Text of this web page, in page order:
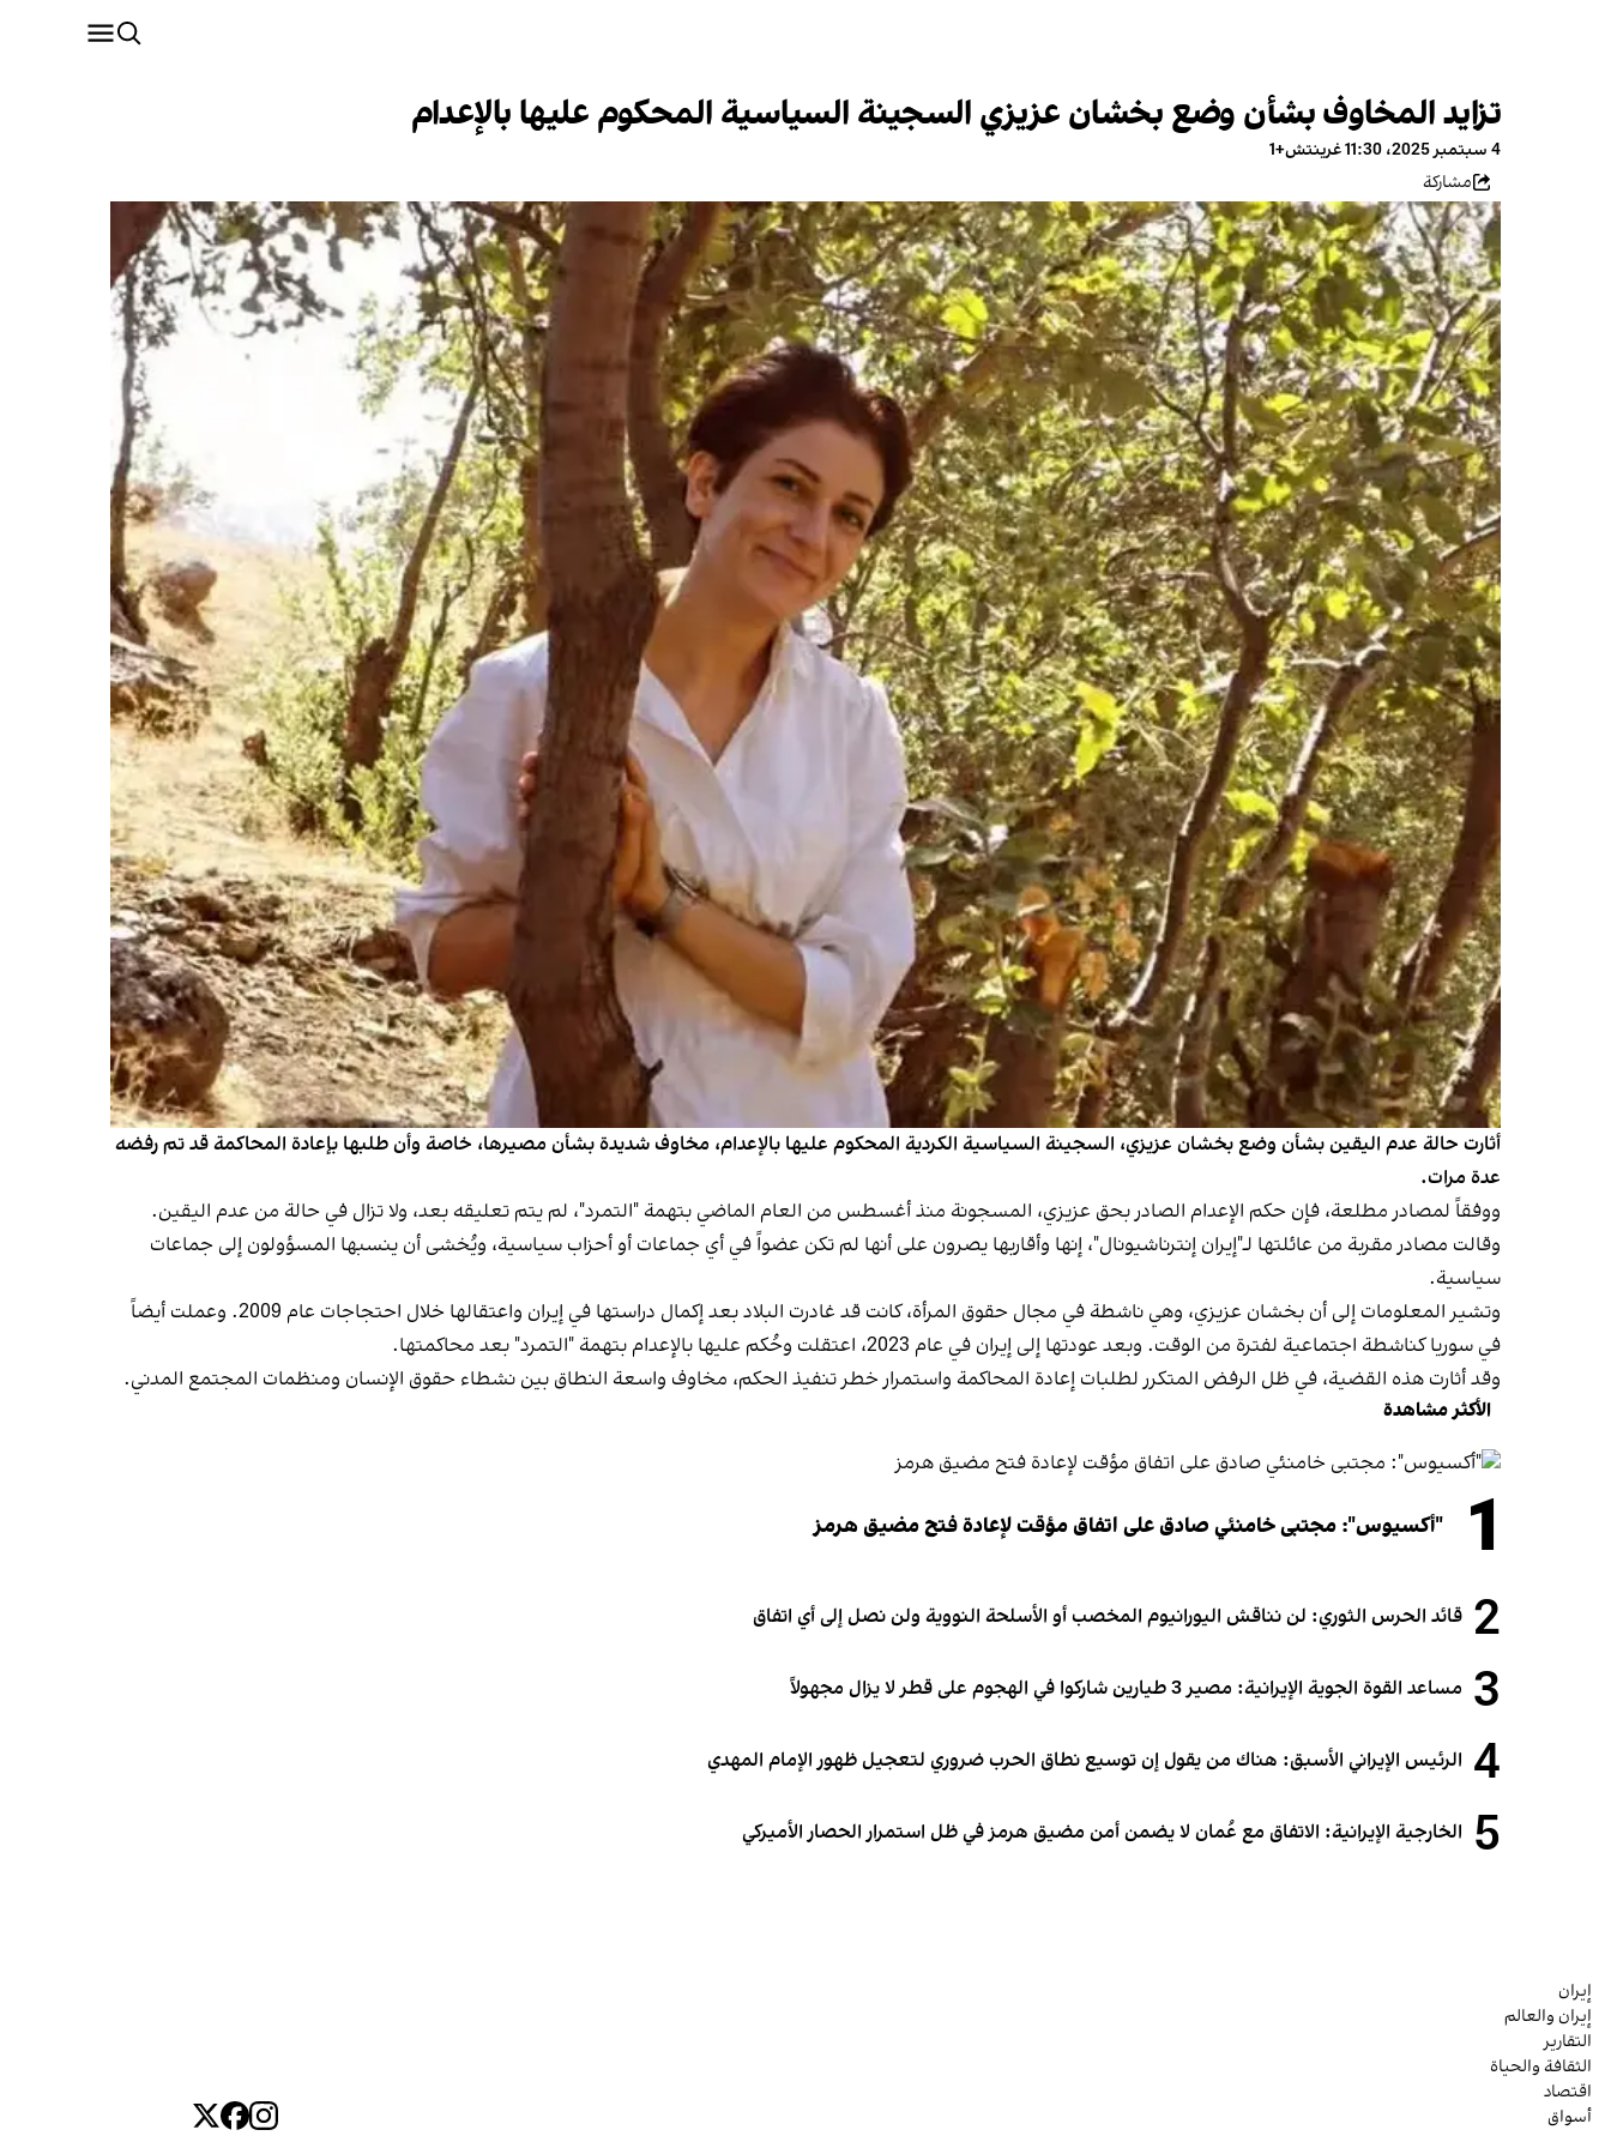
تزايد المخاوف بشأن وضع بخشان عزيزي السجينة السياسية المحكوم عليها بالإعدام
4 سبتمبر 2025، 11:30 غرينتش+1
مشاركة
أثارت حالة عدم اليقين بشأن وضع بخشان عزيزي، السجينة السياسية الكردية المحكوم عليها بالإعدام، مخاوف شديدة بشأن مصيرها، خاصة وأن طلبها بإعادة المحاكمة قد تم رفضه
عدة مرات.
ووفقاً لمصادر مطلعة، فإن حكم الإعدام الصادر بحق عزيزي، المسجونة منذ أغسطس من العام الماضي بتهمة "التمرد"، لم يتم تعليقه بعد، ولا تزال في حالة من عدم اليقين.
وقالت مصادر مقربة من عائلتها لـ"إيران إنترناشيونال"، إنها وأقاربها يصرون على أنها لم تكن عضواً في أي جماعات أو أحزاب سياسية، ويُخشى أن ينسبها المسؤولون إلى جماعات
سياسية.
وتشير المعلومات إلى أن بخشان عزيزي، وهي ناشطة في مجال حقوق المرأة، كانت قد غادرت البلاد بعد إكمال دراستها في إيران واعتقالها خلال احتجاجات عام 2009. وعملت أيضاً
في سوريا كناشطة اجتماعية لفترة من الوقت. وبعد عودتها إلى إيران في عام 2023، اعتقلت وحُكم عليها بالإعدام بتهمة "التمرد" بعد محاكمتها.
وقد أثارت هذه القضية، في ظل الرفض المتكرر لطلبات إعادة المحاكمة واستمرار خطر تنفيذ الحكم، مخاوف واسعة النطاق بين نشطاء حقوق الإنسان ومنظمات المجتمع المدني.
الأكثر مشاهدة
1 "أكسيوس": مجتبى خامنئي صادق على اتفاق مؤقت لإعادة فتح مضيق هرمز
2 قائد الحرس الثوري: لن نناقش اليورانيوم المخصب أو الأسلحة النووية ولن نصل إلى أي اتفاق
3 مساعد القوة الجوية الإيرانية: مصير 3 طيارين شاركوا في الهجوم على قطر لا يزال مجهولاً
4 الرئيس الإيراني الأسبق: هناك من يقول إن توسيع نطاق الحرب ضروري لتعجيل ظهور الإمام المهدي
5 الخارجية الإيرانية: الاتفاق مع عُمان لا يضمن أمن مضيق هرمز في ظل استمرار الحصار الأميركي
إيران
إيران والعالم
التقارير
الثقافة والحياة
اقتصاد
أسواق